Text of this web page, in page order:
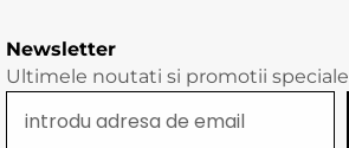
Newsletter
Ultimele noutati si promotii speciale